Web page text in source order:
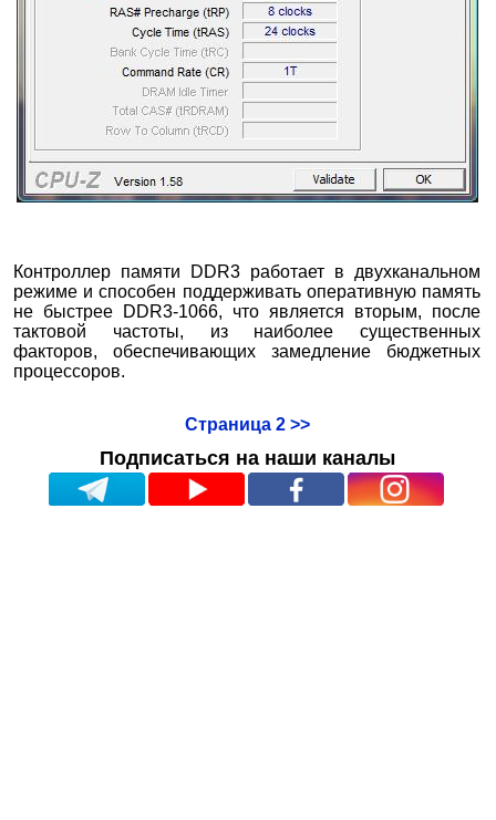
Контроллер памяти DDR3 работает в двухканальном
режиме и способен поддерживать оперативную память
не быстрее DDR3-1066, что является вторым, после
тактовой частоты, из наиболее существенных
факторов, обеспечивающих замедление бюджетных
процессоров.
Страница 2 >>
Подписаться на наши каналы